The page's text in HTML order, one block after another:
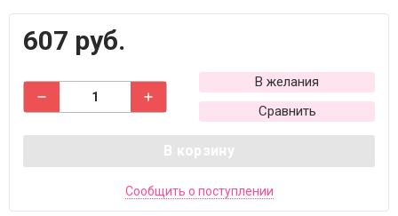
607 руб.
В желания
Сравнить
В корзину
Сообщить о поступлении